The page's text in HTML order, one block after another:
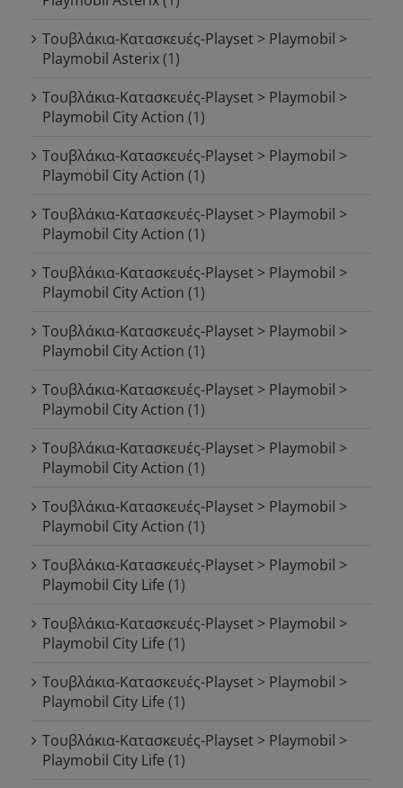
Τουβλάκια-Κατασκευές-Playset > Playmobil >
Playmobil Asterix(1)
Τουβλάκια-Κατασκευές-Playset > Playmobil >
Playmobil City Action (1)
Τουβλάκια-Κατασκευές-Playset > Playmobil >
Playmobil City Action (1)
Τουβλάκια-Κατασκευές-Playset > Playmobil >
Playmobil City Action (1)
Τουβλάκια-Κατασκευές-Playset > Playmobil >
Playmobil City Action (1)
Τουβλάκια-Κατασκευές-Playset > Playmobil >
Playmobil City Action (1)
Τουβλάκια-Κατασκευές-Playset > Playmobil >
Playmobil City Action (1)
Τουβλάκια-Κατασκευές-Playset > Playmobil >
Playmobil City Action (1)
Τουβλάκια-Κατασκευές-Playset > Playmobil >
Playmobil City Action (1)
Τουβλάκια-Κατασκευές-Playset > Playmobil >
Playmobil City Life (1)
Τουβλάκια-Κατασκευές-Playset > Playmobil >
Playmobil City Life (1)
Τουβλάκια-Κατασκευές-Playset > Playmobil >
Playmobil City Life (1)
Τουβλάκια-Κατασκευές-Playset > Playmobil >
Playmobil City Life (1)